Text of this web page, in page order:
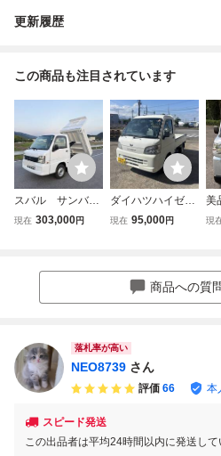
更新履歴
この商品も注目されています
スバル サンバー
トラック●ダンブ
現在 303,000円
ダイハツハイゼッ
ト 平成17/8月 4W
現在 95,000円
美
イ
02
現
商品への質
落札率が高い
NEO8739 さん
評価 66 本
スピード発送
この出品者は平均24時間以内に発送して